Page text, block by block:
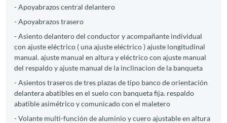
- Apoyabrazos central delantero
- Apoyabrazos trasero
- Asiento delantero del conductor y acompañante individual
con ajuste eléctrico ( una ajuste eléctrico ) ajuste longitudinal
manual. ajuste manual en altura y eléctrico con ajuste manual
del respaldo y ajuste manual de la inclinacion de la banqueta
- Asientos traseros de tres plazas de tipo banco de orientación
delantera abatibles en el suelo con banqueta fija. respaldo
abatible asimétrico y comunicado con el maletero
- Volante multi-función de aluminio y cuero ajustable en altura